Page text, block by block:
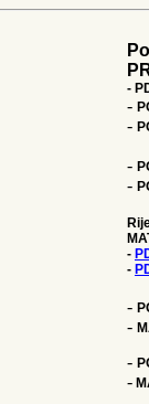
-
-
-
-
-
-
-
-
-
-
-